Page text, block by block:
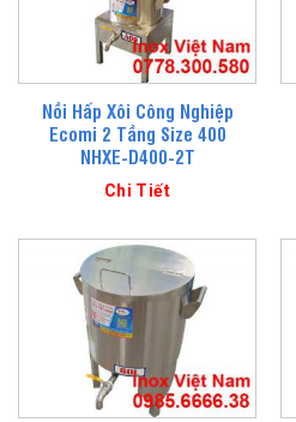
Nồi Hấp Xôi Công Nghiệp
Ecomi 2 Tầng Size 400
NHXE-D400-2T
Chi Tiết